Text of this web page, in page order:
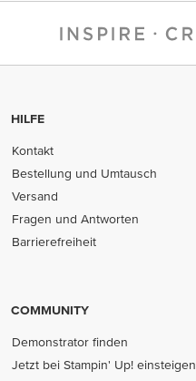
HILFE
Kontakt
Bestellung und Umtausch
Versand
Fragen und Antworten
Barrierefreiheit
COMMUNITY
Demonstrator finden
Jetzt bei Stampin' Up! einsteigen